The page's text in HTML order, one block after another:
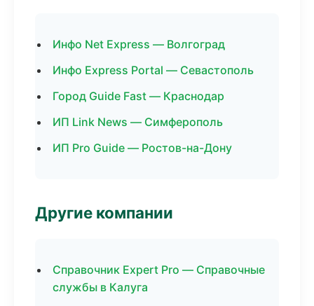
Инфо Net Express — Волгоград
Инфо Express Portal — Севастополь
Город Guide Fast — Краснодар
ИП Link News — Симферополь
ИП Pro Guide — Ростов-на-Дону
Другие компании
Справочник Expert Pro — Справочные
службы в Калуга